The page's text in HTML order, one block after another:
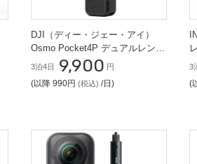
DJI（ディー・ジェー・アイ）
Osmo Pocket4P デュアルレンズ
スタンダードコンボ VLOG カメ
3泊4日 9,900 円
(以降 990円 (税込) /日)
3
(